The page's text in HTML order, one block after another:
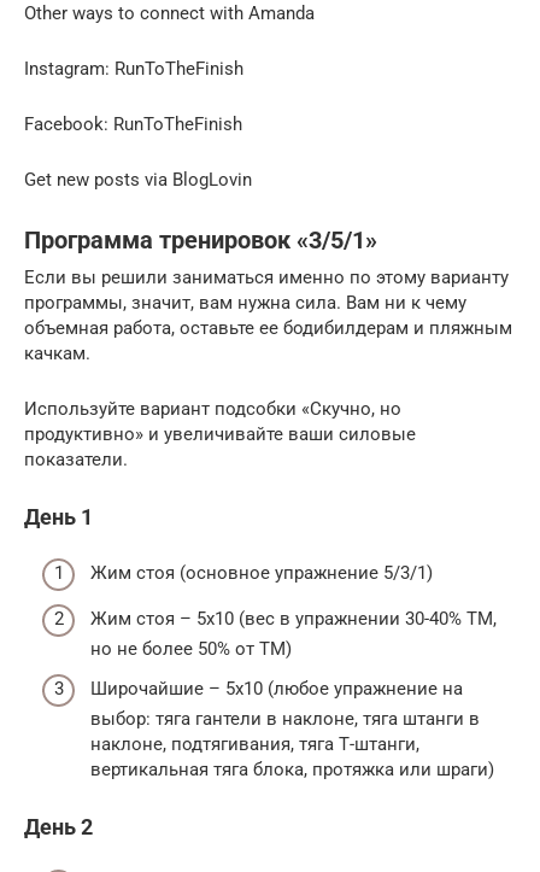
Other ways to connect with Amanda
Instagram: RunToTheFinish
Facebook: RunToTheFinish
Get new posts via BlogLovin
Программа тренировок «3/5/1»
Если вы решили заниматься именно по этому варианту
программы, значит, вам нужна сила. Вам ни к чему
объемная работа, оставьте ее бодибилдерам и пляжным
качкам.
Используйте вариант подсобки «Скучно, но
продуктивно» и увеличивайте ваши силовые
показатели.
День 1
Жим стоя (основное упражнение 5/3/1)
Жим стоя – 5х10 (вес в упражнении 30-40% ТМ,
но не более 50% от ТМ)
Широчайшие – 5х10 (любое упражнение на
выбор: тяга гантели в наклоне, тяга штанги в
наклоне, подтягивания, тяга Т-штанги,
вертикальная тяга блока, протяжка или шраги)
День 2